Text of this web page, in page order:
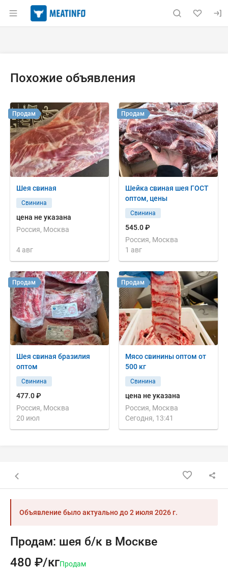
Раздел навигации по сайту meatinfo.ru
Похожие объявления
Шея свиная
Свинина
цена не указана
Россия, Москва
4 авг
Продам
Шейка свиная шея ГОСТ
оптом, цены
Свинина
545.0 ₽
Россия, Москва
1 авг
Продам
Шея свиная бразилия
оптом
Свинина
477.0 ₽
Россия, Москва
20 июл
Продам
Мясо свинины оптом от
500 кг
Свинина
цена не указана
Россия, Москва
Сегодня, 13:41
Продам
Назад к списку объявлений
Объявление было актуально до2 июля 2026 г.
Продам: шея б/к в Москве
480 ₽/кгПродам